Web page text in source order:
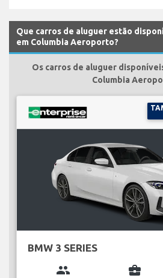
Que carros de aluguer estão
em Columbia Aeroporto?
Os carros de aluguer
Columbia
BMW 3 SERIES
group business_center